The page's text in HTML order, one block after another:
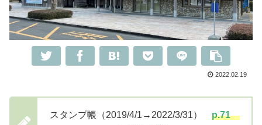
2022.02.19
スタンプ帳（2019/4/1→2022/3/31） p.71